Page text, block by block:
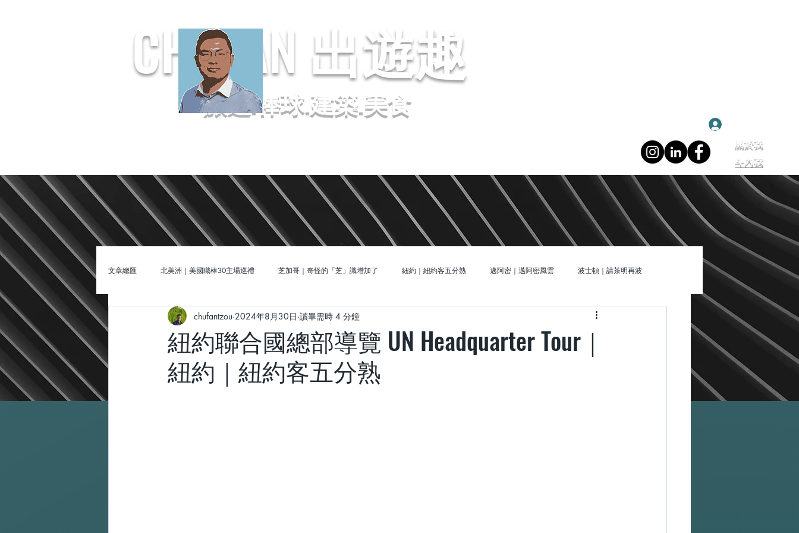
CHUFAN 出遊趣
旅遊.棒球.建築.美食
關於我
斗內我
文章總匯 北美洲｜美國職棒30主場巡禮 芝加哥｜奇怪的「芝」識增加了 紐約｜紐約客五分熟 邁阿密｜邁阿密風雲 波士頓｜請茶明再波
北美洲｜美國棒球場巡禮 聖路易｜前進大西部門戶的「密密」
墨西哥｜「墨」然回首Amigo 歐洲｜義大利 About CHUFAN
紐約聯合國總部導覽 UN Headquarter Tour｜
紐約｜紐約客五分熟
chufantzou 2024年8月30日 讀畢需時 4 分鐘